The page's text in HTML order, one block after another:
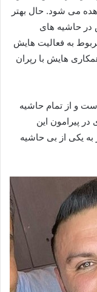
می شود. حال بهتر
در حاشیه های
به فعالیت هایش
هایش با رپران
و از تمام حاشیه
پیرامون این
یکی از بی حاشیه